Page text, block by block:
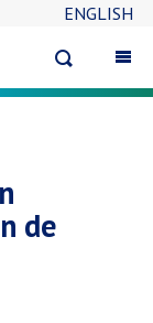
ENGLISH
search
de